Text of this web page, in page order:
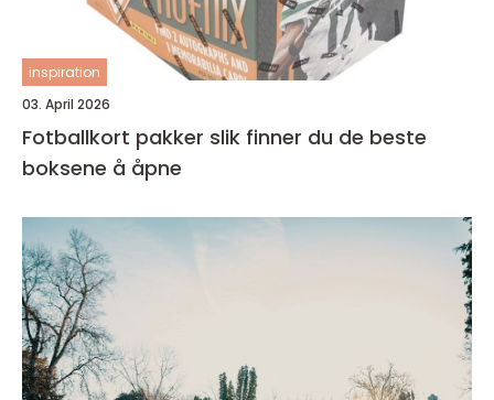
inspiration
03. April 2026
Fotballkort pakker slik finner du de beste
boksene å åpne